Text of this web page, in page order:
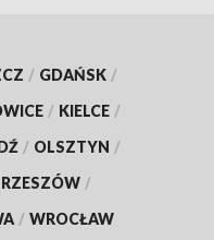
/ GDAŃSK /
/ KIELCE /
/ OLSZTYN /
RZESZÓW /
/ WROCŁAW